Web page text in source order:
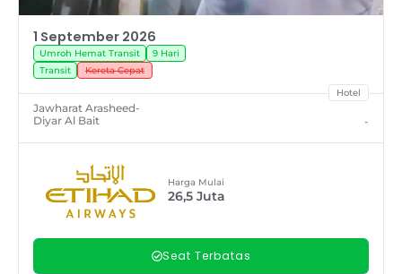
1 September 2026
Umroh Hemat Transit
9 Hari
Transit
Kereta Cepat
Hotel
Jawharat Arasheed-
Diyar Al Bait
-
Harga Mulai
26,5 Juta
Seat Terbatas